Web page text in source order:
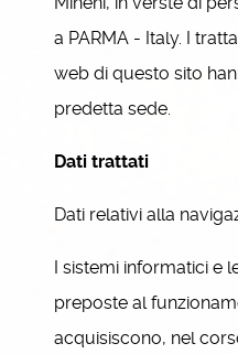
a PARMA - Italy. I
web di questo sito
predetta sede.
Dati trattati
Dati relativi alla
I sistemi informatici e
preposte al
acquisiscono, nel